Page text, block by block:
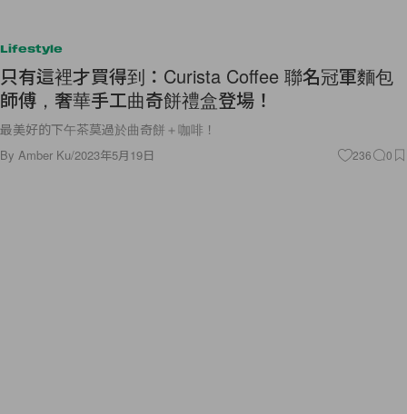
Lifestyle
只有這裡才買得到：Curista Coffee 聯名冠軍麵包
師傅，奢華手工曲奇餅禮盒登場！
最美好的下午茶莫過於曲奇餅＋咖啡！
By Amber Ku/2023年5月19日 236 0